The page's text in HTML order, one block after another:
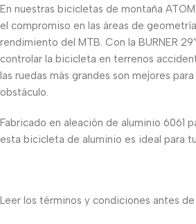
En nuestras bicicletas de montaña
el compromiso en las áreas de
rendimiento del MTB. Con la BURNER
controlar la bicicleta en terrenos
las ruedas más grandes son mejores
obstáculo.
Fabricado en aleación de aluminio 6061
esta bicicleta de aluminio es ideal para
Leer los términos y condiciones antes